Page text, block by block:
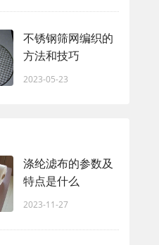
不锈钢筛网编织的
方法和技巧
2023-05-23
涤纶滤布的参数及
特点是什么
2023-11-27